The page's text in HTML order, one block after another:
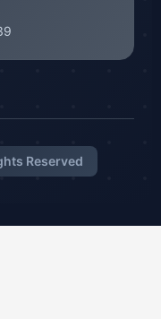
Reserved